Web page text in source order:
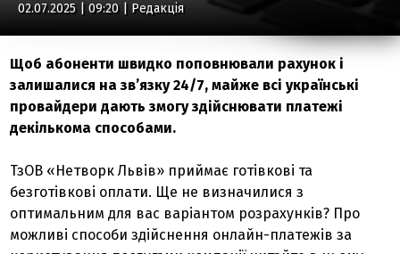
02.07.2025 | 09:20 | Редакція
Щоб абоненти швидко поповнювали рахунок і
залишалися на зв’язку 24/7, майже всі українські
провайдери дають змогу здійснювати платежі
декількома способами.
ТзОВ «Нетворк Львів» приймає готівкові та
безготівкові оплати. Ще не визначилися з
оптимальним для вас варіантом розрахунків? Про
можливі способи здійснення онлайн-платежів за